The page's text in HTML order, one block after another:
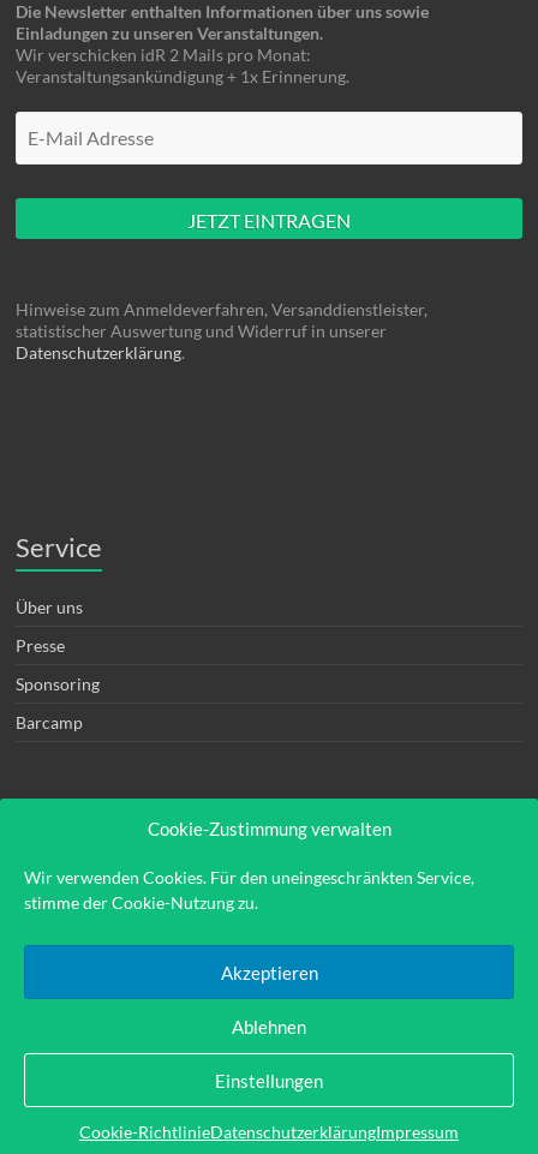
Cookie-Zustimmung verwalten
Wir verwenden Cookies. Für den uneingeschränkten Service,
stimme der Cookie-Nutzung zu.
Akzeptieren
Ablehnen
Einstellungen
Cookie-RichtlinieDatenschutzerklärungImpressum
Die Newsletter enthalten Informationen über uns sowie
Einladungen zu unseren Veranstaltungen.
Wir verschicken idR 2 Mails pro Monat:
Veranstaltungsankündigung + 1x Erinnerung.
Hinweise zum Anmeldeverfahren, Versanddienstleister,
statistischer Auswertung und Widerruf in unserer
Datenschutzerklärung.
Service
Über uns
Presse
Sponsoring
Barcamp
Kontakt
Impressum
Copyright © 2026Hinweis:Links auf externe Seiten sind sog. Affiliate-Links durch
die eine indirekte Vergütung entstehen kann.Theme: Spacious byThemeGrill